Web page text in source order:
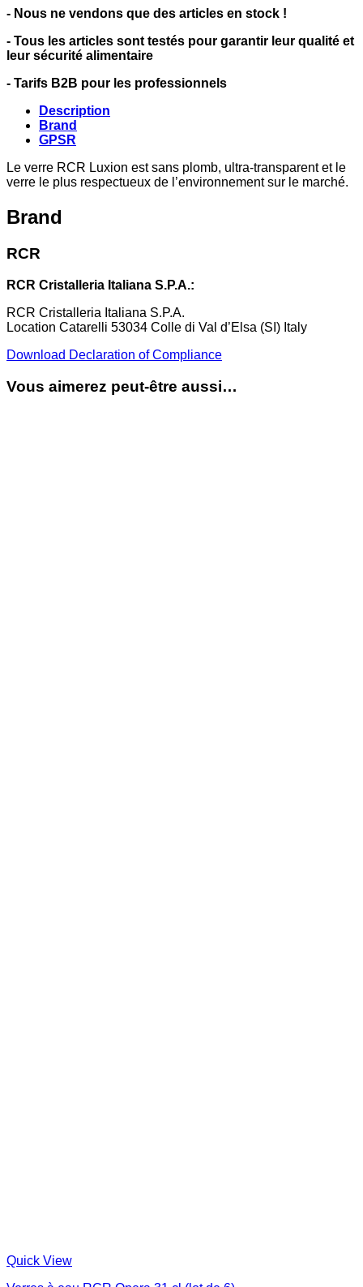
- Nous ne vendons que des articles en stock !
- Tous les articles sont testés pour garantir leur qualité et
leur sécurité alimentaire
- Tarifs B2B pour les professionnels
Description
Brand
GPSR
Le verre RCR Luxion est sans plomb, ultra-transparent et le
verre le plus respectueux de l’environnement sur le marché.
Brand
RCR
RCR Cristalleria Italiana S.P.A.:
RCR Cristalleria Italiana S.P.A.
Location Catarelli 53034 Colle di Val d’Elsa (SI) Italy
Download Declaration of Compliance
Vous aimerez peut-être aussi…
Quick View